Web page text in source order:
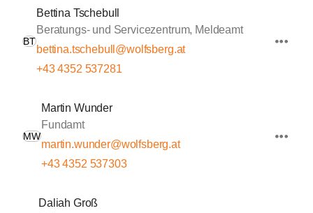
BT
Bettina Tschebull
Beratungs- und Servicezentrum, Meldeamt
bettina.tschebull@wolfsberg.at
+43 4352 537281
MW
Martin Wunder
Fundamt
martin.wunder@wolfsberg.at
+43 4352 537303
Daliah Groß